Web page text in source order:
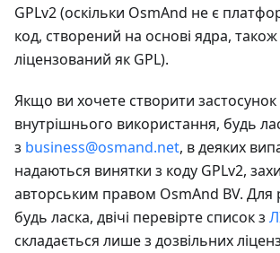
GPLv2 (оскільки OsmAnd не є
код, створений на основі ядра,
ліцензований як GPL).
Якщо ви хочете створити застосунок
внутрішнього використання, будь
з business@osmand.net, в деяких
надаються винятки з коду GPLv2,
авторським правом OsmAnd BV. Для
будь ласка, двічі перевірте список з
складається лише з дозвільних